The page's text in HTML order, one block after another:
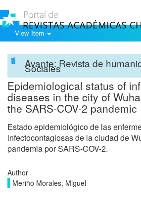
View Item
Avante: Revista de
Sociales
Epidemiological status of
diseases in the city of
the SARS-COV-2 pandemic
Estado epidemiológico de las
infectocontagiosas de la ciudad de
pandemia por SARS-COV-2.
Author
Meriño Morales, Miguel